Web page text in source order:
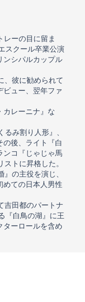
レーの目に留ま
スクール卒業公演
ンシパルカップル
、彼に勧められて
ビュー、翌年ファ
カレーニナ』な
み割り人形』、
の後、ライト『白
ンコ『じゃじゃ馬
トに昇格した。
の主役を演じ、
めての日本人男性
吉田都のパートナ
『白鳥の湖』に王
ターロールを含め